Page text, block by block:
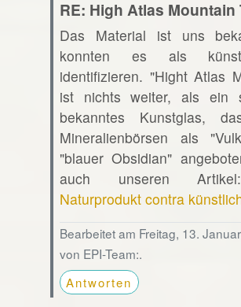
RE: High Atlas Mountain
Das Material ist uns
konnten es als
identifizieren. "Hight Atlas
ist nichts weiter, als ein
bekanntes Kunstglas,
Mineralienbörsen als
"blauer Obsidian"
auch unseren
Naturprodukt contra
Bearbeitet am Freitag, 13.
von EPI-Team:.
Antworten